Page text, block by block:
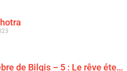
Le chant funèbre de Bilqis – 5 : Le rêve éternel d’une luxuriance épanouie